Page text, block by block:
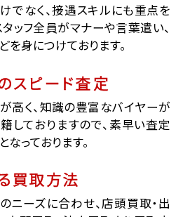
でなく、接遇スキルにも重点を
タッフ全員がマナーや言葉遣い、
を身につけております。
スピード査定
高く、知識の豊富なバイヤーが
しておりますので、素早い査定
なっております。
買取方法
ニーズに合わせ、店頭買取・出